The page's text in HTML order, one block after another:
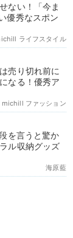
ない！「今ま
優秀なスポン
ライフスタイル
売り切れ前に
なる！優秀ア
michill ファッション
を言うと驚か
ル収納グッズ
海原藍